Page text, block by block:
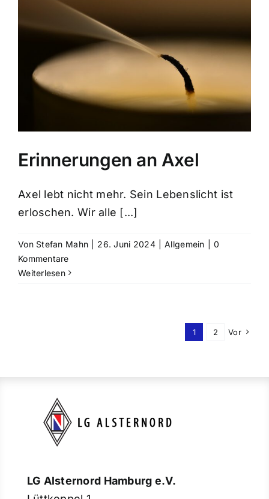
Erinnerungen an Axel
Axel lebt nicht mehr. Sein Lebenslicht ist
erloschen. Wir alle [...]
Von Stefan Mahn 26. Juni 2024 Allgemein
0
Kommentare
Weiterlesen
1 2 Vor
LG Alsternord Hamburg e.V.